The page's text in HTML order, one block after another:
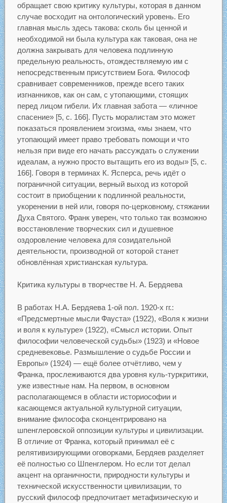
обращает свою критику культуры, которая в данном
случае восходит на онтологический уровень. Его
главная мысль здесь такова: сколь бы ценной и
необходимой ни была культура как таковая, она не
должна закрывать для человека подлинную
предельную реальность, отождествляемую им с
непосредственным присутствием Бога. Философ
сравнивает современников, прежде всего таких
изгнанников, как он сам, с утопающими, стоящих
перед лицом гибели. Их главная забота — «личное
спасение» [5, с. 166]. Пусть моралистам это может
показаться проявлением эгоизма, «мы знаем, что
утопающий имеет право требовать помощи и что
нельзя при виде его начать рассуждать о служении
идеалам, а нужно просто вытащить его из воды» [5, с.
166]. Говоря в терминах К. Ясперса, речь идёт о
пограничной ситуации, верный выход из которой
состоит в приобщении к подлинной реальности,
укоренении в ней или, говоря по-церковному, стяжании
Духа Святого. Франк уверен, что только так возможно
восстановление творческих сил и душевное
оздоровление человека для созидательной
деятельности, производной от которой станет
обновлённая христианская культура.
Критика культуры в творчестве Н. А. Бердяева
В работах Н.А. Бердяева 1-ой пол. 1920-х гг.:
«Предсмертные мысли Фауста» (1922), «Воля к жизни
и воля к культуре» (1922), «Смысл истории. Опыт
философии человеческой судьбы» (1923) и «Новое
средневековье. Размышление о судьбе России и
Европы» (1924) — ещё более отчётливо, чем у
Франка, прослеживаются два уровня куль-туркритики,
уже известные нам. На первом, в основном
располагающемся в области историософии и
касающемся актуальной культурной ситуации,
внимание философа сконцентрировано на
шпенглеровской оппозиции культуры и цивилизации.
В отличие от Франка, который принимал её с
релятивизирующими оговорками, Бердяев разделяет
её полностью со Шпенглером. Но если тот делал
акцент на органичности, природности культуры и
технической искусственности цивилизации, то
русский философ предпочитает метафизическую и